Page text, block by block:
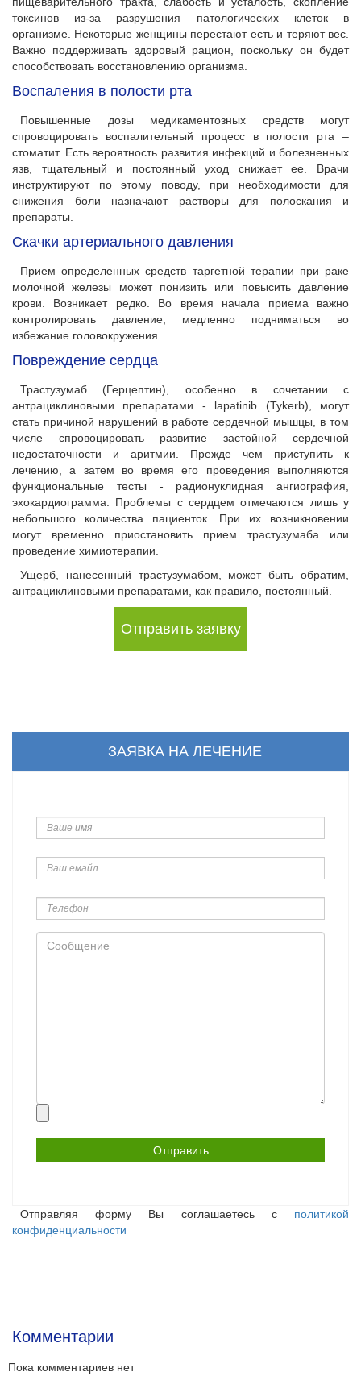
токсинов из-за разрушения патологических клеток в
организме. Некоторые женщины перестают есть и теряют вес.
Важно поддерживать здоровый рацион, поскольку он будет
способствовать восстановлению организма.
Воспаления в полости рта
Повышенные дозы медикаментозных средств могут
спровоцировать воспалительный процесс в полости рта –
стоматит. Есть вероятность развития инфекций и болезненных
язв, тщательный и постоянный уход снижает ее. Врачи
инструктируют по этому поводу, при необходимости для
снижения боли назначают растворы для полоскания и
препараты.
Скачки артериального давления
Прием определенных средств таргетной терапии при раке
молочной железы может понизить или повысить давление
крови. Возникает редко. Во время начала приема важно
контролировать давление, медленно подниматься во
избежание головокружения.
Повреждение сердца
Трастузумаб (Герцептин), особенно в сочетании с
антрациклиновыми препаратами - lapatinib (Tykerb), могут
стать причиной нарушений в работе сердечной мышцы, в том
числе спровоцировать развитие застойной сердечной
недостаточности и аритмии. Прежде чем приступить к
лечению, а затем во время его проведения выполняются
функциональные тесты - радионуклидная ангиография,
эхокардиограмма. Проблемы с сердцем отмечаются лишь у
небольшого количества пациенток. При их возникновении
могут временно приостановить прием трастузумаба или
проведение химиотерапии.
Ущерб, нанесенный трастузумабом, может быть обратим,
антрациклиновыми препаратами, как правило, постоянный.
Отправить заявку
ЗАЯВКА НА ЛЕЧЕНИЕ
имя
емайл
Сообщение
Отправляя форму Вы соглашаетесь с политикой
конфиденциальности
Комментарии
Пока комментариев нет